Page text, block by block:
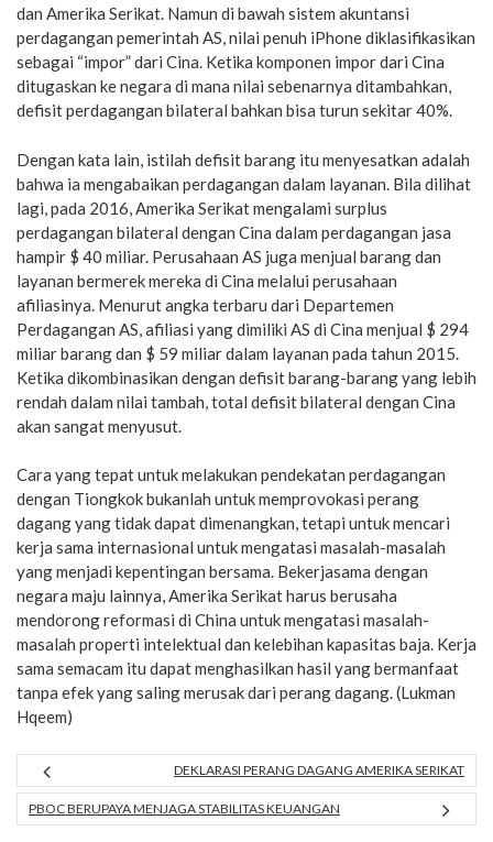
dan Amerika Serikat. Namun di bawah sistem akuntansi
perdagangan pemerintah AS, nilai penuh iPhone diklasifikasikan
sebagai “impor” dari Cina. Ketika komponen impor dari Cina
ditugaskan ke negara di mana nilai sebenarnya ditambahkan,
defisit perdagangan bilateral bahkan bisa turun sekitar 40%.
Dengan kata lain, istilah defisit barang itu menyesatkan adalah
bahwa ia mengabaikan perdagangan dalam layanan. Bila dilihat
lagi, pada 2016, Amerika Serikat mengalami surplus
perdagangan bilateral dengan Cina dalam perdagangan jasa
hampir $ 40 miliar. Perusahaan AS juga menjual barang dan
layanan bermerek mereka di Cina melalui perusahaan
afiliasinya. Menurut angka terbaru dari Departemen
Perdagangan AS, afiliasi yang dimiliki AS di Cina menjual $ 294
miliar barang dan $ 59 miliar dalam layanan pada tahun 2015.
Ketika dikombinasikan dengan defisit barang-barang yang lebih
rendah dalam nilai tambah, total defisit bilateral dengan Cina
akan sangat menyusut.
Cara yang tepat untuk melakukan pendekatan perdagangan
dengan Tiongkok bukanlah untuk memprovokasi perang
dagang yang tidak dapat dimenangkan, tetapi untuk mencari
kerja sama internasional untuk mengatasi masalah-masalah
yang menjadi kepentingan bersama. Bekerjasama dengan
negara maju lainnya, Amerika Serikat harus berusaha
mendorong reformasi di China untuk mengatasi masalah-
masalah properti intelektual dan kelebihan kapasitas baja. Kerja
sama semacam itu dapat menghasilkan hasil yang bermanfaat
tanpa efek yang saling merusak dari perang dagang. (Lukman
Hqeem)
DEKLARASI PERANG DAGANG AMERIKA SERIKAT
PBOC BERUPAYA MENJAGA STABILITAS KEUANGAN